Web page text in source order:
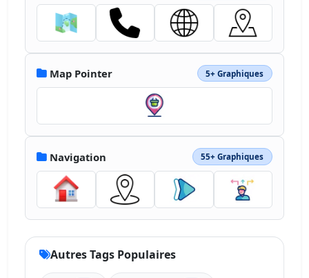
Map Pointer 5+ Graphiques
Navigation 55+ Graphiques
Autres Tags Populaires